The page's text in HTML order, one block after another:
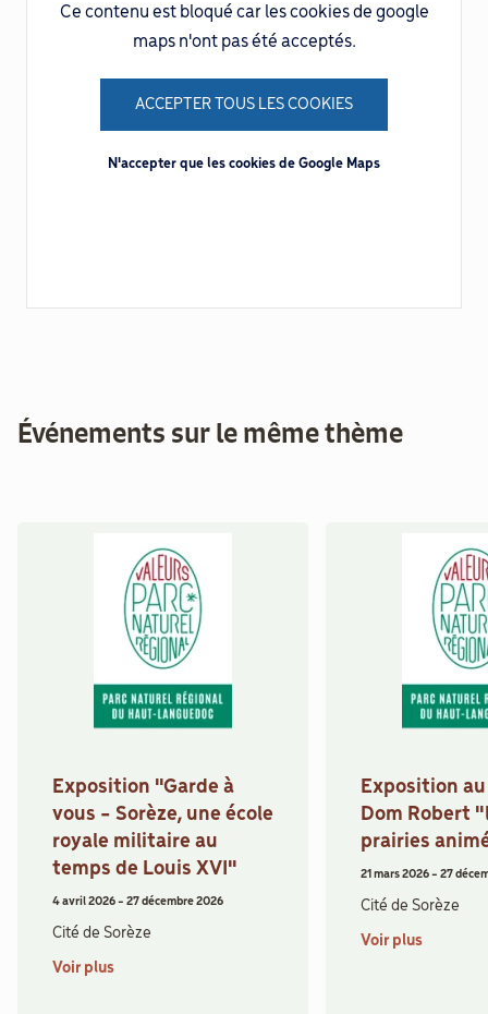
Ce contenu est bloqué car les cookies de google
maps n'ont pas été acceptés.
ACCEPTER TOUS LES COOKIES
N'accepter que les cookies de Google Maps
Événements sur le même thème
Exposition "Garde à
vous - Sorèze, une école
royale militaire au
temps de Louis XVI"
4 avril 2026- 27 décembre 2026
Cité de Sorèze
Voir plus
Exposition
Dom Robert
prairies
21 mars 2026- 27
Cité de Sorèze
Voir plus